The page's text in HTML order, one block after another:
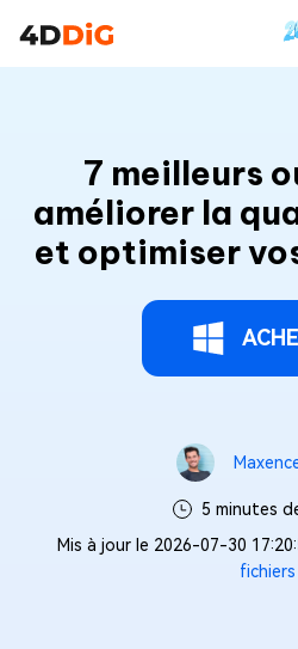
7 meilleurs
améliorer la
et optimiser
5 minutes
Mis à jour le 2026-07-30
fichiers